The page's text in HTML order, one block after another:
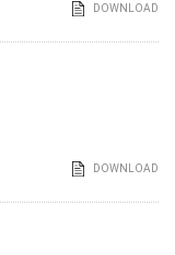
DOWNLOAD
DOWNLOAD